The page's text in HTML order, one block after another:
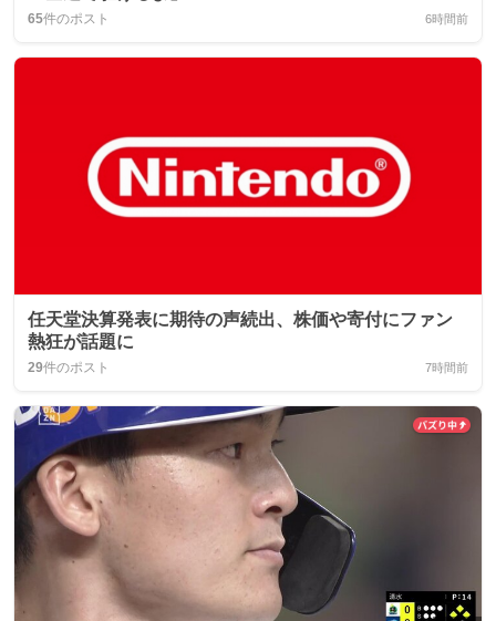
65件のポスト 6時間前
任天堂決算発表に期待の声続出、株価や寄付にファン
熱狂が話題に
29件のポスト 7時間前